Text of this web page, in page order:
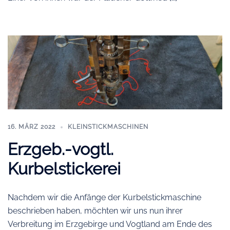
16. MÄRZ 2022 KLEINSTICKMASCHINEN
Erzgeb.-vogtl.
Kurbelstickerei
Nachdem wir die Anfänge der Kurbelstickmaschine
beschrieben haben, möchten wir uns nun ihrer
Verbreitung im Erzgebirge und Vogtland am Ende des